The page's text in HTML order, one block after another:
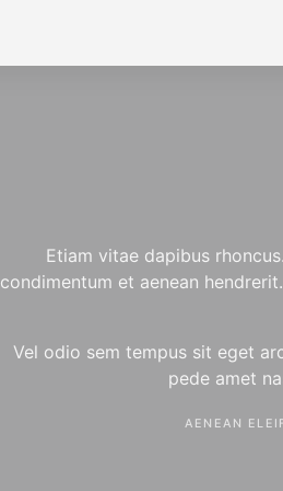
Etiam vitae dapibus
condimentum et aenean
Vel odio sem tempus sit eget
pede amet
AENEAN